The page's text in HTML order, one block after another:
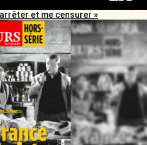
et me censurer »